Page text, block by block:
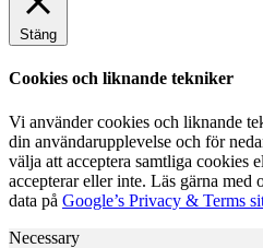
Stäng
Cookies och liknande tekniker
Vi använder cookies och liknande
din användarupplevelse och för
välja att acceptera samtliga cookies
accepterar eller inte. Läs gärna med
data på Google’s Privacy & Terms
Necessary